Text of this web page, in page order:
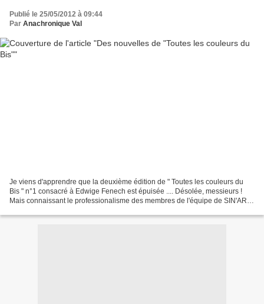
Publié le 25/05/2012 à 09:44
Par Anachronique Val
Je viens d'apprendre que la deuxième édition de " Toutes les couleurs du
Bis " n°1 consacré à Edwige Fenech est épuisée .... Désolée, messieurs !
Mais connaissant le professionalisme des membres de l'équipe de SIN'ART,